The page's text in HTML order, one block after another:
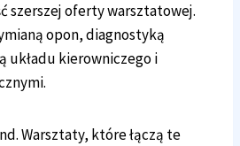
szerszej oferty warsztatowej.
opon, diagnostyką
układu kierowniczego i
Warsztaty, które łączą te